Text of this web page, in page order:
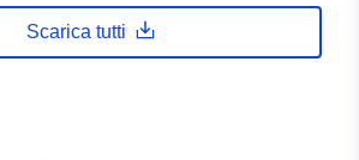
Scarica tutti